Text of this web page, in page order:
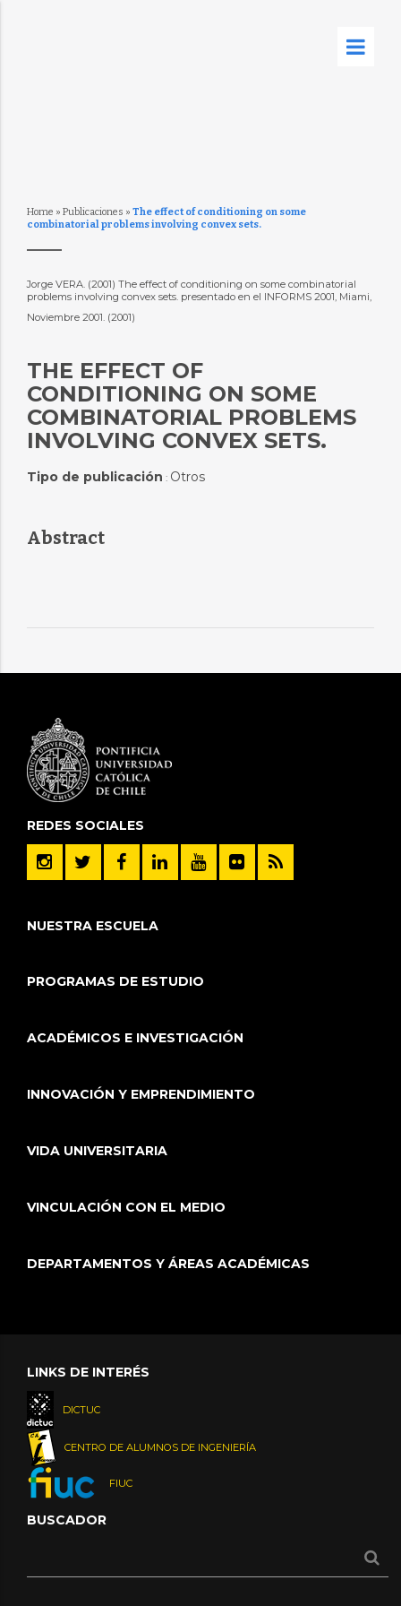
Home » Publicaciones » The effect of conditioning on some
combinatorial problems involving convex sets.
Jorge VERA. (2001) The effect of conditioning on some combinatorial
problems involving convex sets. presentado en el INFORMS 2001, Miami,
Noviembre 2001. (2001)
THE EFFECT OF
CONDITIONING ON SOME
COMBINATORIAL PROBLEMS
INVOLVING CONVEX SETS.
Tipo de publicación : Otros
Abstract
REDES SOCIALES
NUESTRA ESCUELA
PROGRAMAS DE ESTUDIO
ACADÉMICOS E INVESTIGACIÓN
INNOVACIÓN Y EMPRENDIMIENTO
VIDA UNIVERSITARIA
VINCULACIÓN CON EL MEDIO
DEPARTAMENTOS Y ÁREAS ACADÉMICAS
LINKS DE INTERÉS
DICTUC
CENTRO DE ALUMNOS DE INGENIERÍA
FIUC
BUSCADOR